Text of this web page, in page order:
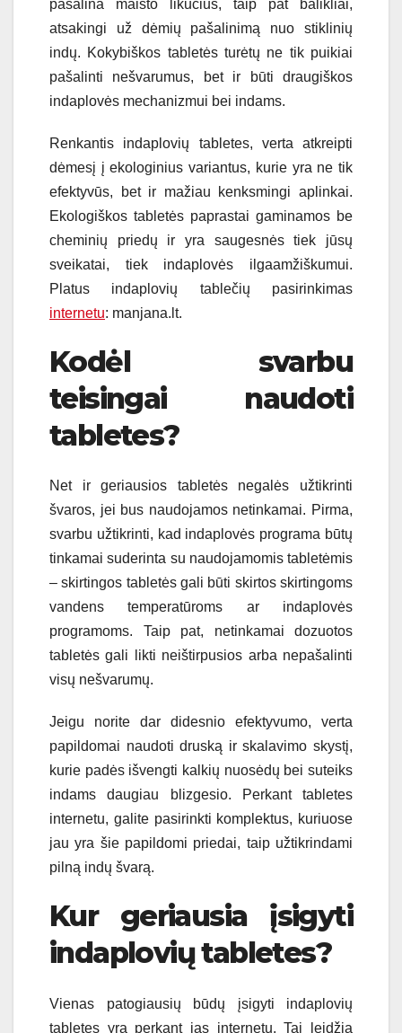
pašalina maisto likučius, taip pat balikliai,
atsakingi už dėmių pašalinimą nuo stiklinių
indų. Kokybiškos tabletės turėtų ne tik puikiai
pašalinti nešvarumus, bet ir būti draugiškos
indaplovės mechanizmui bei indams.
Renkantis indaplovių tabletes, verta atkreipti
dėmesį į ekologinius variantus, kurie yra ne tik
efektyvūs, bet ir mažiau kenksmingi aplinkai.
Ekologiškos tabletės paprastai gaminamos be
cheminių priedų ir yra saugesnės tiek jūsų
sveikatai, tiek indaplovės ilgaamžiškumui.
Platus indaplovių tablečių pasirinkimas
internetu: manjana.lt.
Kodėl svarbu
teisingai naudoti
tabletes?
Net ir geriausios tabletės negalės užtikrinti
švaros, jei bus naudojamos netinkamai. Pirma,
svarbu užtikrinti, kad indaplovės programa būtų
tinkamai suderinta su naudojamomis tabletėmis
– skirtingos tabletės gali būti skirtos skirtingoms
vandens temperatūroms ar indaplovės
programoms. Taip pat, netinkamai dozuotos
tabletės gali likti neištirpusios arba nepašalinti
visų nešvarumų.
Jeigu norite dar didesnio efektyvumo, verta
papildomai naudoti druską ir skalavimo skystį,
kurie padės išvengti kalkių nuosėdų bei suteiks
indams daugiau blizgesio. Perkant tabletes
internetu, galite pasirinkti komplektus, kuriuose
jau yra šie papildomi priedai, taip užtikrindami
pilną indų švarą.
Kur geriausia įsigyti
indaplovių tabletes?
Vienas patogiausių būdų įsigyti indaplovių
tabletes yra perkant jas internetu. Tai leidžia